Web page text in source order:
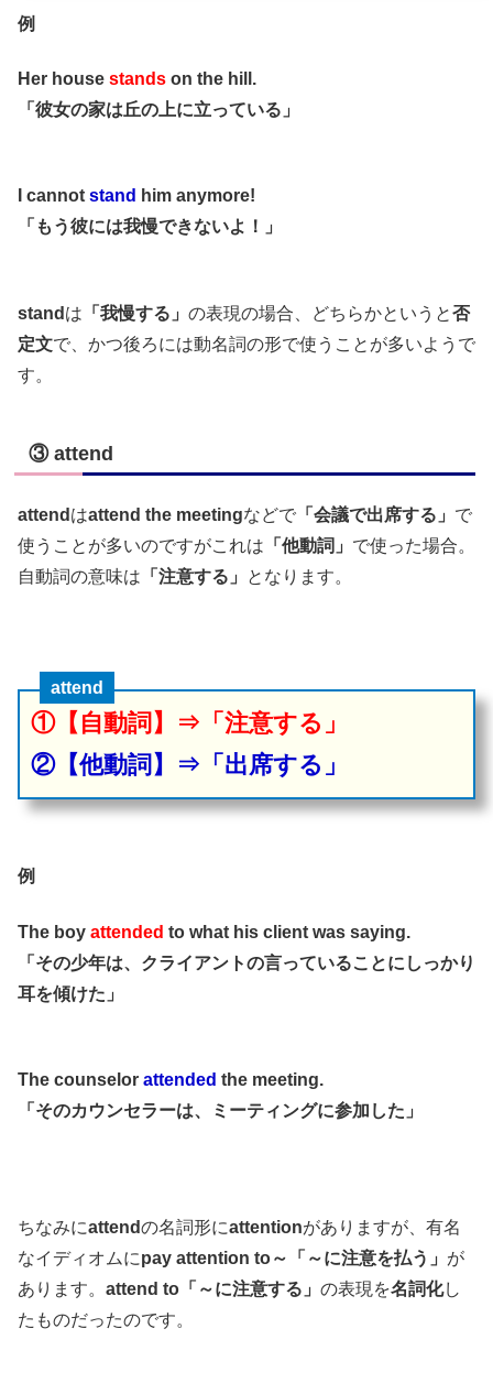
例
Her house stands on the hill.
「彼女の家は丘の上に立っている」
I cannot stand him anymore!
「もう彼には我慢できないよ！」
stand は 「我慢する」 の表現の場合、どちらかというと否
定文で、かつ後ろには動名詞の形で使うことが多いようで
す。
③ attend
attend はattend the meetingなどで 「会議で出席する」 で
使うことが多いのですがこれは 「他動詞」 で使った場合。
自動詞の意味は 「注意する」 となります。
attend
①【自動詞】⇒「注意する」
②【他動詞】⇒「出席する」
例
The boy attended to what his client was saying.
「その少年は、クライアントの言っていることにしっかり
耳を傾けた」
The counselor attended the meeting.
「そのカウンセラーは、ミーティングに参加した」
ちなみにattendの名詞形にattentionがありますが、有名
なイディオムにpay attention to～「～に注意を払う」 が
あります。 attend to「～に注意する」 の表現を名詞化し
たものだったのです。